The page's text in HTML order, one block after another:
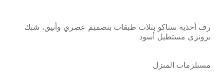
رف أحذية ستاكو بثلاث طبقات بتصميم عصري وأنيق، شبك
برونزي مستطيل أسود
مستلزمات المنزل